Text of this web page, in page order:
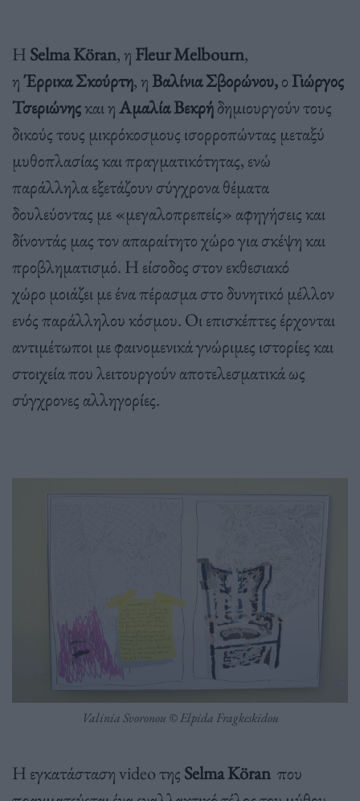
Η Selma Köran, η Fleur Melbourn,
ηΈρρικα Σκούρτη, ηΒαλίνια Σβορώνου,οΓιώργος
Τσεριώνηςκαι ηΑμαλία Βεκρήδημιουργούν τους
δικούς τους μικρόκοσμους ισορροπώντας μεταξύ
μυθοπλασίας και πραγματικότητας, ενώ
παράλληλα εξετάζουν σύγχρονα θέματα
δουλεύοντας με «μεγαλοπρεπείς» αφηγήσεις και
δίνοντάς μας τον απαραίτητο χώρο για σκέψη και
προβληματισμό. Η είσοδος στον εκθεσιακό
χώρο μοιάζει με ένα πέρασμα στο δυνητικό μέλλον
ενός παράλληλου κόσμου. Οι επισκέπτες έρχονται
αντιμέτωποι με φαινομενικά γνώριμες ιστορίες και
στοιχεία που λειτουργούν αποτελεσματικά ως
σύγχρονες αλληγορίες.
Valinia Svoronou © Elpida Fragkeskidou
Η εγκατάσταση video της Selma Köran που